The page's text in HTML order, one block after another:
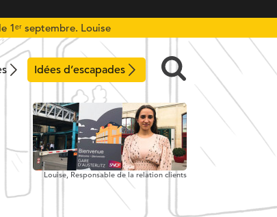
1ᵉʳ septembre. Louise
Idées d’escapades
Louise, Responsable de la relation clients